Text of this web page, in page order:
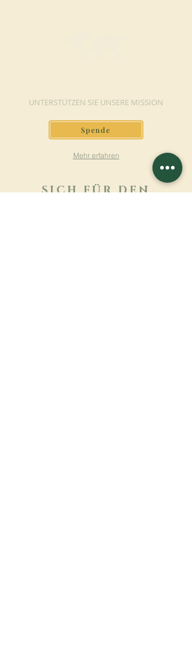
UNTERSTÜTZEN SIE UNSERE MISSION
Spende
Mehr erfahren
SICH FÜR DEN